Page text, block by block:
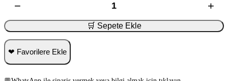
− +
🛒 Sepete Ekle
❤ Favorilere Ekle